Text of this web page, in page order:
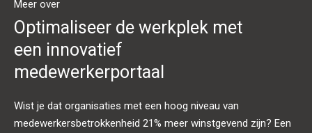
Meer over
Optimaliseer de werkplek met
een innovatief
medewerkerportaal
Wist je dat organisaties met een hoog niveau van
medewerkersbetrokkenheid 21% meer winstgevend zijn? Een